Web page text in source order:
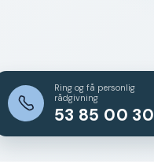
Ring og få personlig
rådgivning
53 85 00 30